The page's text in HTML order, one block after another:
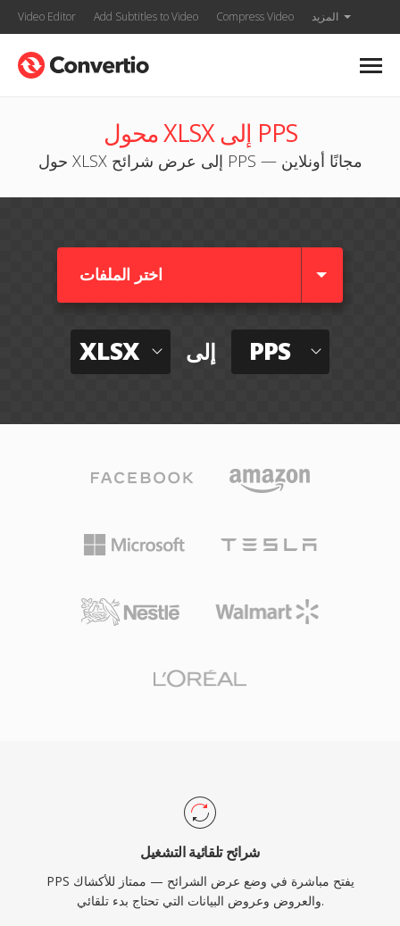
Video Editor Add Subtitles to Video Compress Video المزيد
محول XLSX إلى PPS
حول XLSX إلى عرض شرائح PPS — مجانًا أونلاين
اختر الملفات
XLSX إلى PPS
شرائح تلقائية التشغيل
PPS يفتح مباشرة في وضع عرض الشرائح — ممتاز للأكشاك
والعروض وعروض البيانات التي تحتاج بدء تلقائي.